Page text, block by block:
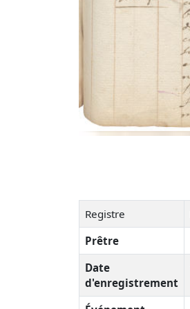
Registre
Prêtre
Date
d'enregistrement